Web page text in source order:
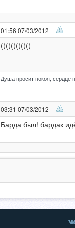
01:56 07/03/2012
((((((((((((
Душа просит покоя, сердце
03:31 07/03/2012
Барда был! бардак